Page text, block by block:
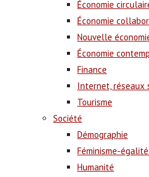
Économie
Économie
Nouvelle
Économie
Finance
Internet, réseaux
Tourisme
Société
Démographie
Féminisme-
Humanité